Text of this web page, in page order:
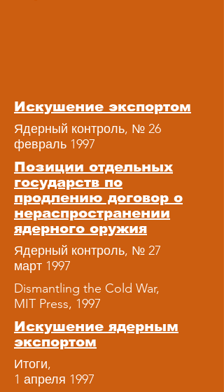
Искушение экспортом
Ядерный контроль, № 26
февраль 1997
Позиции отдельных
государств по
продлению договор о
нераспространении
ядерного оружия
Ядерный контроль, № 27
март 1997
Dismantling the Cold War,
MIT Press, 1997
Искушение ядерным
экспортом
Итоги,
1 апреля 1997